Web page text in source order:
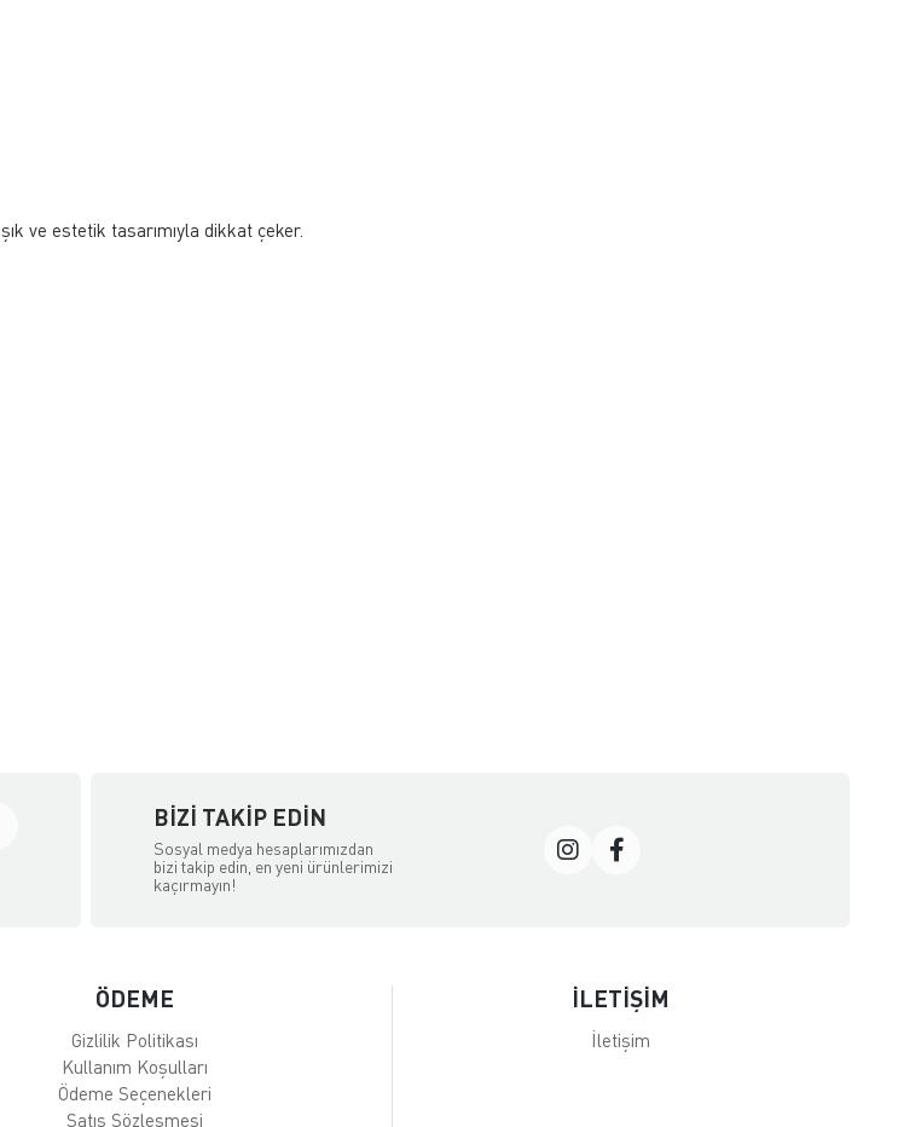
, şık ve estetik tasarımıyla dikkat çeker.
BIZI TAKIP EDIN
Sosyal medya hesaplarımızdan
bizi takip edin, en yeni ürünlerimizi
kaçırmayın!
ÖDEME
Gizlilik Politikası
Kullanım Koşulları
Ödeme Seçenekleri
Satış Sözleşmesi
İLETİŞİM
İletişim